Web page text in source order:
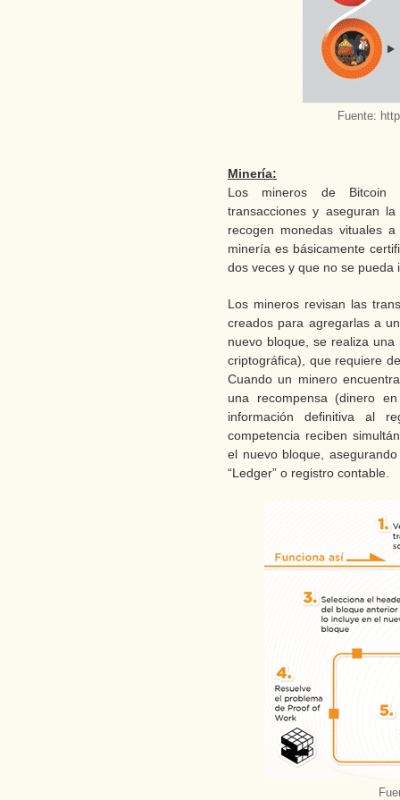
Fuente:
Minería:
Los mineros de Bitcoin
transacciones y aseguran
recogen monedas vituales
minería es básicamente
dos veces y que no se
Los mineros revisan las
creados para agregarlas a
nuevo bloque, se realiza
criptográfica), que requiere
Cuando un minero
una recompensa (dinero
información definitiva al
competencia reciben
el nuevo bloque,
“Ledger” o registro contable.